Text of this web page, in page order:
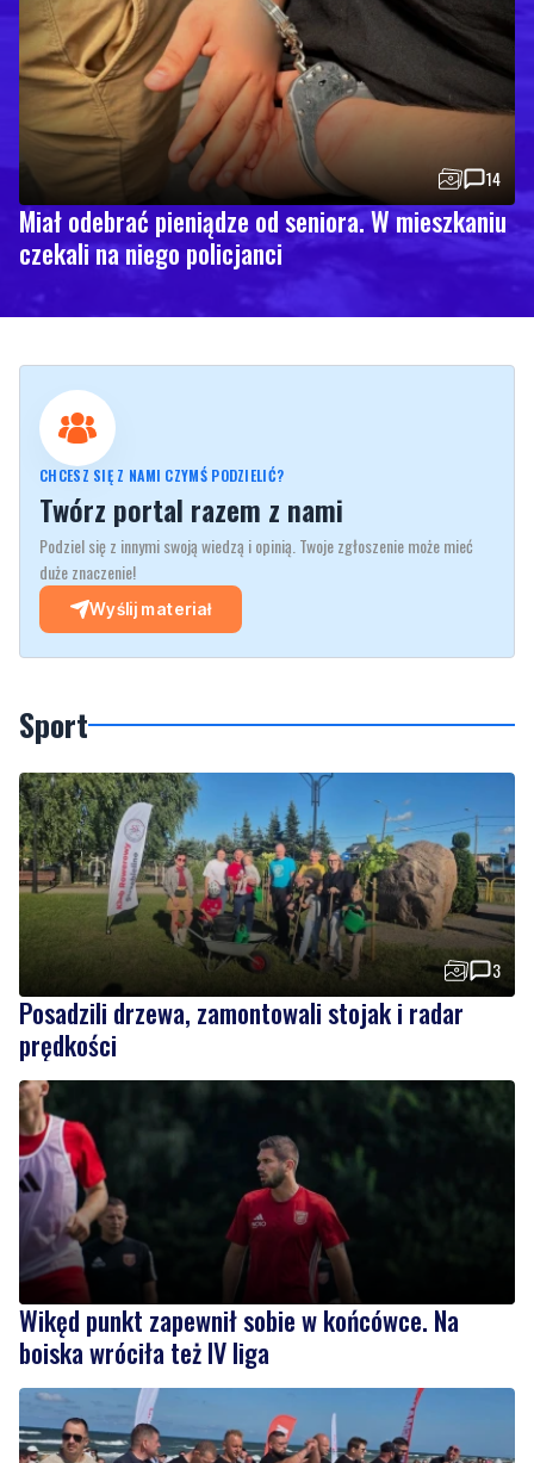
14
Miał odebrać pieniądze od seniora. W mieszkaniu
czekali na niego policjanci
CHCESZ SIĘ Z NAMI CZYMŚ PODZIELIĆ?
Twórz portal razem z nami
Podziel się z innymi swoją wiedzą i opinią. Twoje zgłoszenie może mieć
duże znaczenie!
Wyślij materiał
Sport
3
Posadzili drzewa, zamontowali stojak i radar
prędkości
Wikęd punkt zapewnił sobie w końcówce. Na
boiska wróciła też IV liga